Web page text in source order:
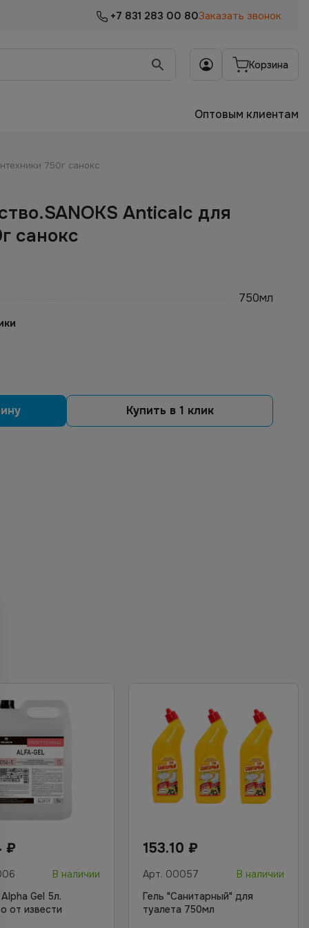
+7 831 283 00 80Заказать звонок
Корзина
Оптовым клиентам
750г санокс
Anticalc для
санокс
750мл
Купить в 1 клик
₽
В наличии
Alpha Gel 5л.
от извести
153.10 ₽
Арт. 00057
В наличии
Гель "Санитарный" для
туалета 750мл